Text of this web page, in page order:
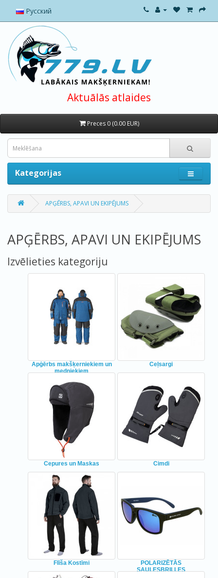
Русский
Aktuālās atlaides
Preces 0 (0.00 EUR)
Kategorijas
APĢĒRBS, APAVI UN EKIPĒJUMS
APĢĒRBS, APAVI UN EKIPĒJUMS
Izvēlieties kategoriju
Apģērbs makšķerniekiem un
medniekiem
Ceļsargi
Cepures un Maskas Cimdi
Flīša Kostīmi
POLARIZĒTĀS
SAULESBRILLES